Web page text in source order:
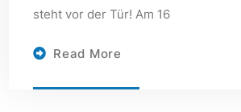
steht vor der Tür! Am 16
Read More